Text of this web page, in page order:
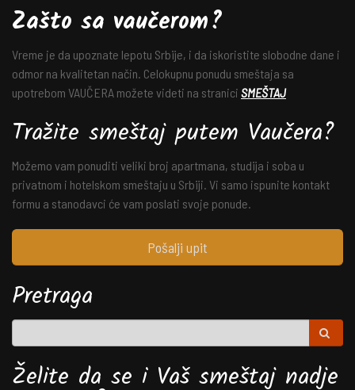
Zašto sa vaučerom?
Vreme je da upoznate lepotu Srbije, i da iskoristite slobodne dane i
odmor na kvalitetan način. Celokupnu ponudu smeštaja sa
upotrebom VAUČERA možete videti na stranici SMEŠTAJ
Tražite smeštaj putem Vaučera?
Možemo vam ponuditi veliki broj apartmana, studija i soba u
privatnom i hotelskom smeštaju u Srbiji. Vi samo ispunite kontakt
formu a stanodavci će vam poslati svoje ponude.
Pošalji upit
Pretraga
Želite da se i Vaš smeštaj nadje